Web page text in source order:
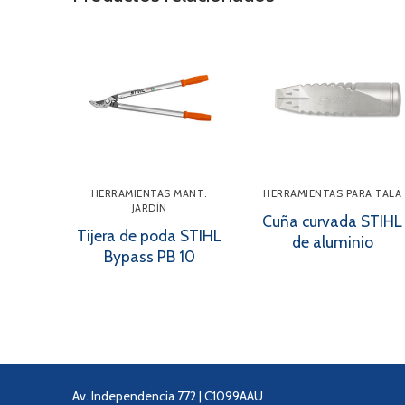
HERRAMIENTAS MANT.
JARDÍN
Tijera de poda STIHL
Bypass PB 10
HERRAMIENTAS PARA TALA
Cuña curvada STIHL
de aluminio
Av. Independencia 772 | C1099AAU